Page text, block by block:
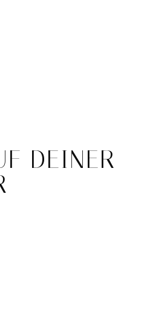
DEINER